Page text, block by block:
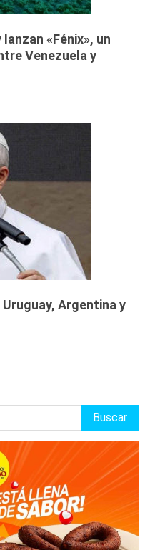
«Fénix», un
Venezuela y
Uruguay, Argentina y